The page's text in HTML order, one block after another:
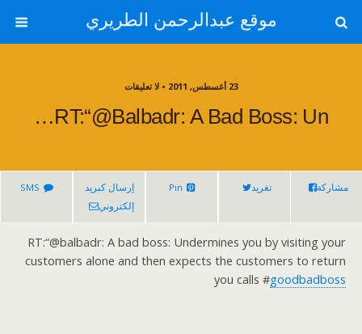
موقع عبدالرحمن الطريري
23 أغسطس, 2011 • لا تعليقات
RT:“@balbadr: A Bad Boss: Un…
مشاركة تغريد Pin
إرسال كبريد
إلكتروني
SMS
RT:“@balbadr: A bad boss: Undermines you by visiting your
customers alone and then expects the customers to return
you calls #goodbadboss